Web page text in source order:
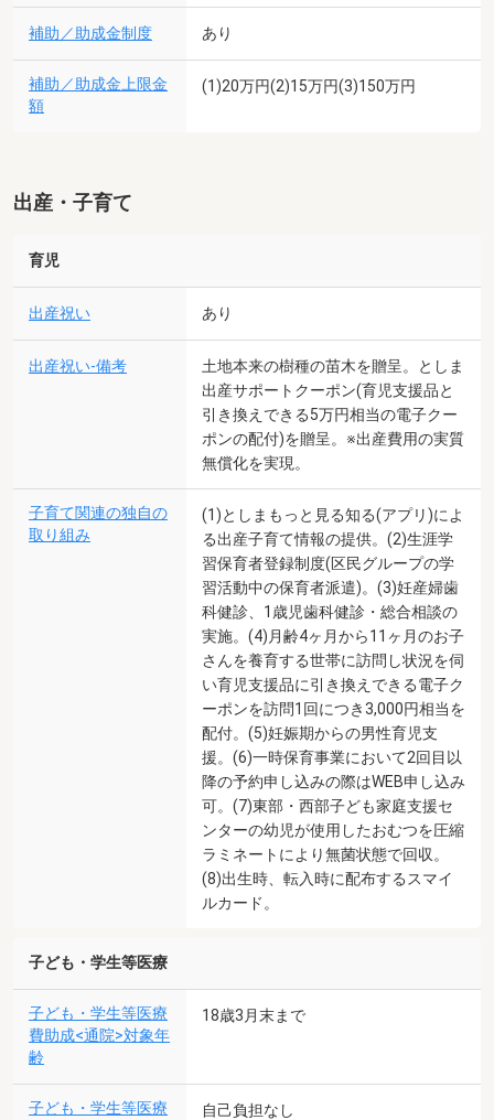
補助／助成金制度 あり
補助／助成金上限金
額
(1)20万円(2)15万円(3)150万円
出産・子育て
育児
出産祝い あり
出産祝い-備考
土地本来の樹種の苗木を贈呈。としま
出産サポートクーポン(育児支援品と
引き換えできる5万円相当の電子クー
ポンの配付)を贈呈。※出産費用の実質
無償化を実現。
子育て関連の独自の
取り組み
(1)としまもっと見る知る(アプリ)によ
る出産子育て情報の提供。(2)生涯学
習保育者登録制度(区民グループの学
習活動中の保育者派遣)。(3)妊産婦歯
科健診、1歳児歯科健診・総合相談の
実施。(4)月齢4ヶ月から11ヶ月のお子
さんを養育する世帯に訪問し状況を伺
い育児支援品に引き換えできる電子ク
ーポンを訪問1回につき3,000円相当を
配付。(5)妊娠期からの男性育児支
援。(6)一時保育事業において2回目以
降の予約申し込みの際はWEB申し込み
可。(7)東部・西部子ども家庭支援セ
ンターの幼児が使用したおむつを圧縮
ラミネートにより無菌状態で回収。
(8)出生時、転入時に配布するスマイ
ルカード。
子ども・学生等医療
子ども・学生等医療
費助成<通院>対象年
齢
18歳3月末まで
子ども・学生等医療
自己負担なし